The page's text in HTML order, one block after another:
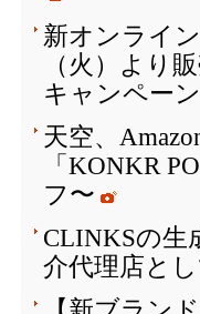
新オンライ
（火）より
キャンペー
天空、
「KONKR
フ〜
CLINKSの生
介代理店と